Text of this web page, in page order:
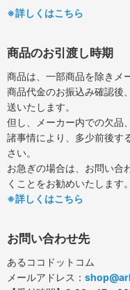
※詳しくはこちら
商品のお引渡し時期
商品は、一部商品を除きメ
商品代金のお振込み確認後
送いたします。
但し、メーカー内での欠品
諸事情により、多少前後す
さい。
お急ぎの場合は、お問い合
くことをお勧めいたします。
※詳しくはこちら
お問い合わせ先
あるココドットコム
メールアドレス：